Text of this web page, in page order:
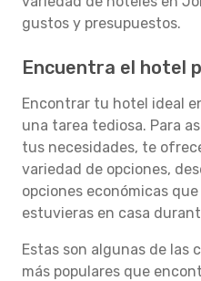
gustos y presupuestos.
Encuentra el hotel
Encontrar tu hotel ideal
una tarea tediosa. Para
tus necesidades, te
variedad de opciones,
opciones económicas
estuvieras en casa
Estas son algunas de las
más populares que